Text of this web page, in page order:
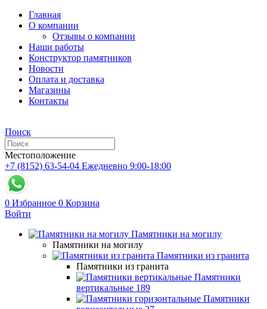
Главная
О компании
Отзывы о компании
Наши работы
Конструктор памятников
Новости
Оплата и доставка
Магазины
Контакты
Поиск
Местоположение
+7 (8152) 63-54-04 Ежедневно 9:00-18:00
0 Избранное 0 Корзина
Войти
Памятники на могилу
Памятники на могилу
Памятники из гранита
Памятники из гранита
Памятники
вертикальные 189
Памятники